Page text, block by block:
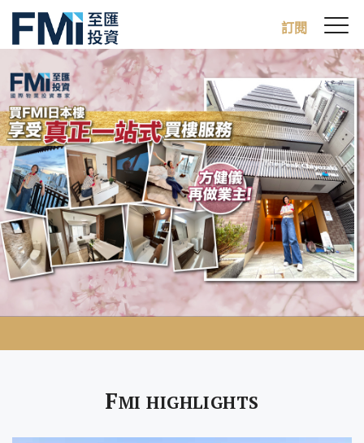
main
content
訂閱
FMI HIGHLIGHTS